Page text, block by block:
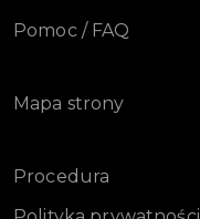
Pomoc / FAQ
Mapa strony
Procedura